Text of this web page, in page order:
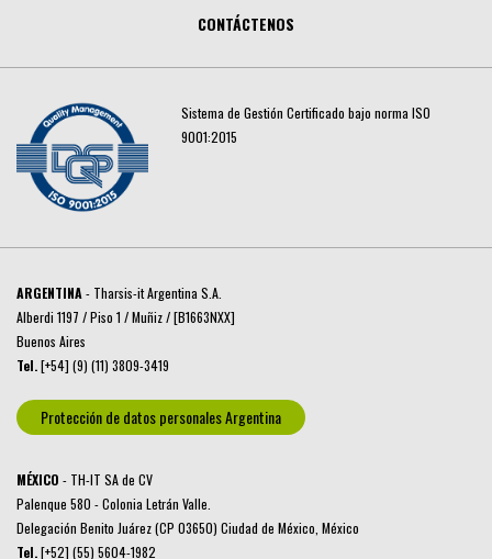
CONTÁCTENOS
Sistema de Gestión Certificado bajo norma ISO
9001:2015
ARGENTINA - Tharsis-it Argentina S.A.
Alberdi 1197 / Piso 1 / Muñiz / [B1663NXX]
Buenos Aires
Tel.[+54] (9) (11) 3809-3419
Protección de datos personales Argentina
MÉXICO - TH-IT SA de CV
Palenque 580 - Colonia Letrán Valle.
Delegación Benito Juárez (CP 03650) Ciudad de México, México
Tel.[+52] (55) 5604-1982